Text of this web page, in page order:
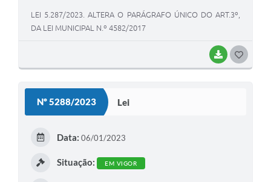
BAIXAR
LEI 5.287/2023. ALTERA O PARÁGRAFO ÚNICO DO ART.3º,
DA LEI MUNICIPAL N.º 4582/2017
Nº 5288/2023 Lei
Data: 06/01/2023
Situação: EM VIGOR